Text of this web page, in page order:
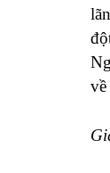
về